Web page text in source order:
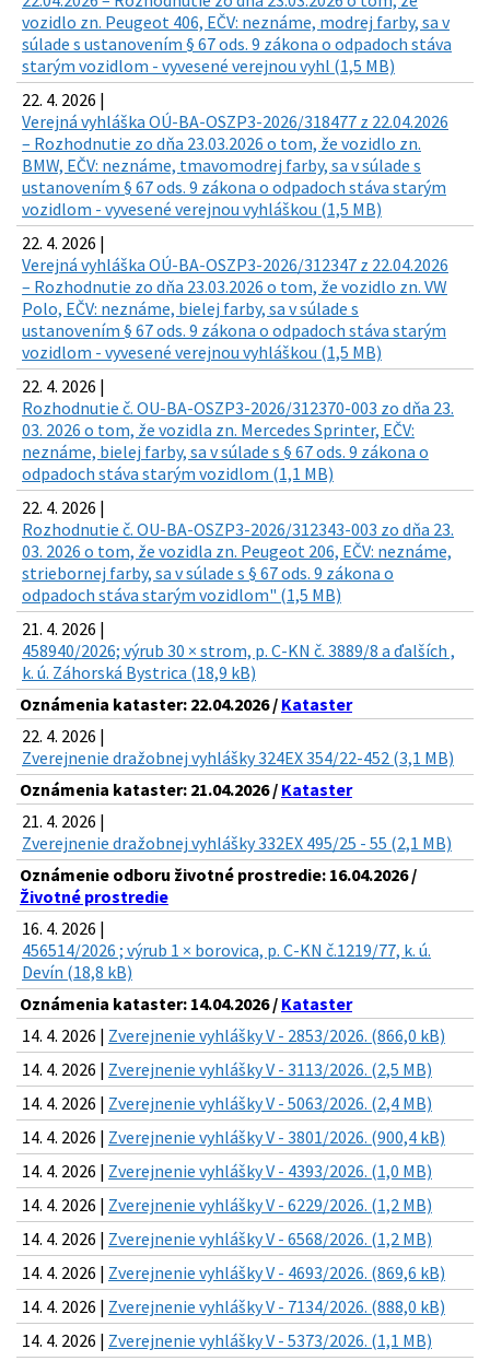
vozidlo zn. Peugeot 406, EČV: neznáme, modrej farby, sa v
súlade s ustanovením § 67 ods. 9 zákona o odpadoch stáva
starým vozidlom - vyvesené verejnou vyhl (1,5 MB)
22. 4. 2026 |
Verejná vyhláška OÚ-BA-OSZP3-2026/318477 z 22.04.2026
– Rozhodnutie zo dňa 23.03.2026 o tom, že vozidlo zn.
BMW, EČV: neznáme, tmavomodrej farby, sa v súlade s
ustanovením § 67 ods. 9 zákona o odpadoch stáva starým
vozidlom - vyvesené verejnou vyhláškou (1,5 MB)
22. 4. 2026 |
Verejná vyhláška OÚ-BA-OSZP3-2026/312347 z 22.04.2026
– Rozhodnutie zo dňa 23.03.2026 o tom, že vozidlo zn. VW
Polo, EČV: neznáme, bielej farby, sa v súlade s
ustanovením § 67 ods. 9 zákona o odpadoch stáva starým
vozidlom - vyvesené verejnou vyhláškou (1,5 MB)
22. 4. 2026 |
Rozhodnutie č. OU-BA-OSZP3-2026/312370-003 zo dňa 23.
03. 2026 o tom, že vozidla zn. Mercedes Sprinter, EČV:
neznáme, bielej farby, sa v súlade s § 67 ods. 9 zákona o
odpadoch stáva starým vozidlom (1,1 MB)
22. 4. 2026 |
Rozhodnutie č. OU-BA-OSZP3-2026/312343-003 zo dňa 23.
03. 2026 o tom, že vozidla zn. Peugeot 206, EČV: neznáme,
striebornej farby, sa v súlade s § 67 ods. 9 zákona o
odpadoch stáva starým vozidlom" (1,5 MB)
21. 4. 2026 |
458940/2026; výrub 30 × strom, p. C-KN č. 3889/8 a ďalších ,
k. ú. Záhorská Bystrica (18,9 kB)
Oznámenia kataster: 22.04.2026 / Kataster
22. 4. 2026 |
Zverejnenie dražobnej vyhlášky 324EX 354/22-452 (3,1 MB)
Oznámenia kataster: 21.04.2026 / Kataster
21. 4. 2026 |
Zverejnenie dražobnej vyhlášky 332EX 495/25 - 55 (2,1 MB)
Oznámenie odboru životné prostredie: 16.04.2026 /
Životné prostredie
16. 4. 2026 |
456514/2026 ; výrub 1 × borovica, p. C-KN č.1219/77, k. ú.
Devín (18,8 kB)
Oznámenia kataster: 14.04.2026 / Kataster
14. 4. 2026 | Zverejnenie vyhlášky V - 2853/2026. (866,0 kB)
14. 4. 2026 | Zverejnenie vyhlášky V - 3113/2026. (2,5 MB)
14. 4. 2026 | Zverejnenie vyhlášky V - 5063/2026. (2,4 MB)
14. 4. 2026 | Zverejnenie vyhlášky V - 3801/2026. (900,4 kB)
14. 4. 2026 | Zverejnenie vyhlášky V - 4393/2026. (1,0 MB)
14. 4. 2026 | Zverejnenie vyhlášky V - 6229/2026. (1,2 MB)
14. 4. 2026 | Zverejnenie vyhlášky V - 6568/2026. (1,2 MB)
14. 4. 2026 | Zverejnenie vyhlášky V - 4693/2026. (869,6 kB)
14. 4. 2026 | Zverejnenie vyhlášky V - 7134/2026. (888,0 kB)
14. 4. 2026 | Zverejnenie vyhlášky V - 5373/2026. (1,1 MB)